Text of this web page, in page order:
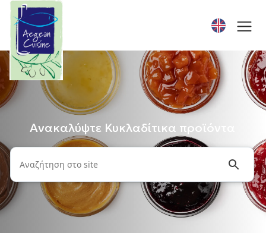
Ανακαλύψτε Κυκλαδίτικα προϊόντα